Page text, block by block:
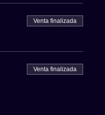
Venta finalizada
Venta finalizada